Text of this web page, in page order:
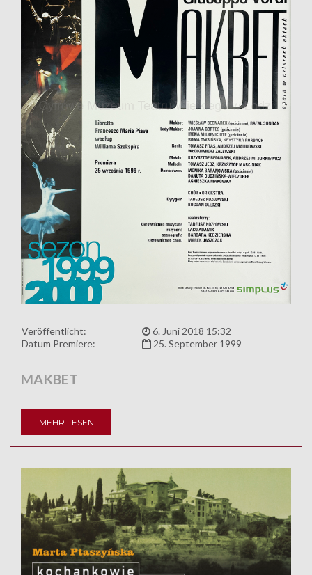
Veröffentlicht:
6. Juni 2018 15:32
Datum Premiere:
25. September 1999
MAKBET
MEHR LESEN